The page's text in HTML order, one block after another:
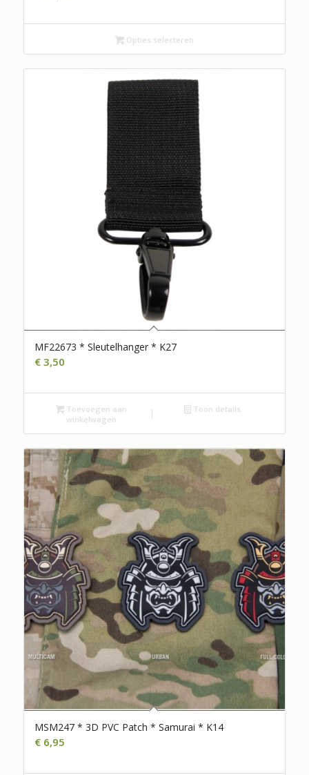
Opties selecteren
MF22673 * Sleutelhanger * K27
€3,50
Toevoegen aan
winkelwagen
Toon details
MSM247 * 3D PVC Patch * Samurai * K14
€6,95